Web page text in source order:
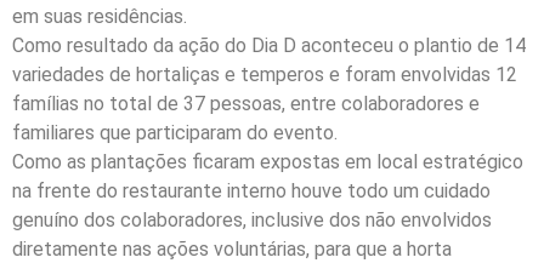
em suas residências.
Como resultado da ação do Dia D aconteceu o plantio de 14
variedades de hortaliças e temperos e foram envolvidas 12
famílias no total de 37 pessoas, entre colaboradores e
familiares que participaram do evento.
Como as plantações ficaram expostas em local estratégico
na frente do restaurante interno houve todo um cuidado
genuíno dos colaboradores, inclusive dos não envolvidos
diretamente nas ações voluntárias, para que a horta